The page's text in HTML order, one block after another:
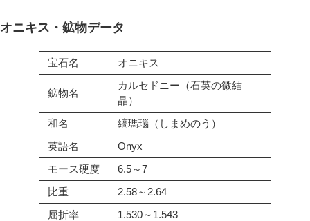
オニキス・鉱物データ
宝石名 オニキス
鉱物名
カルセドニー（石英の微結
晶）
和名
縞瑪瑙（しまめのう）
英語名
Onyx
モース硬度
6.5～7
比重
2.58～2.64
屈折率
1.530～1.543